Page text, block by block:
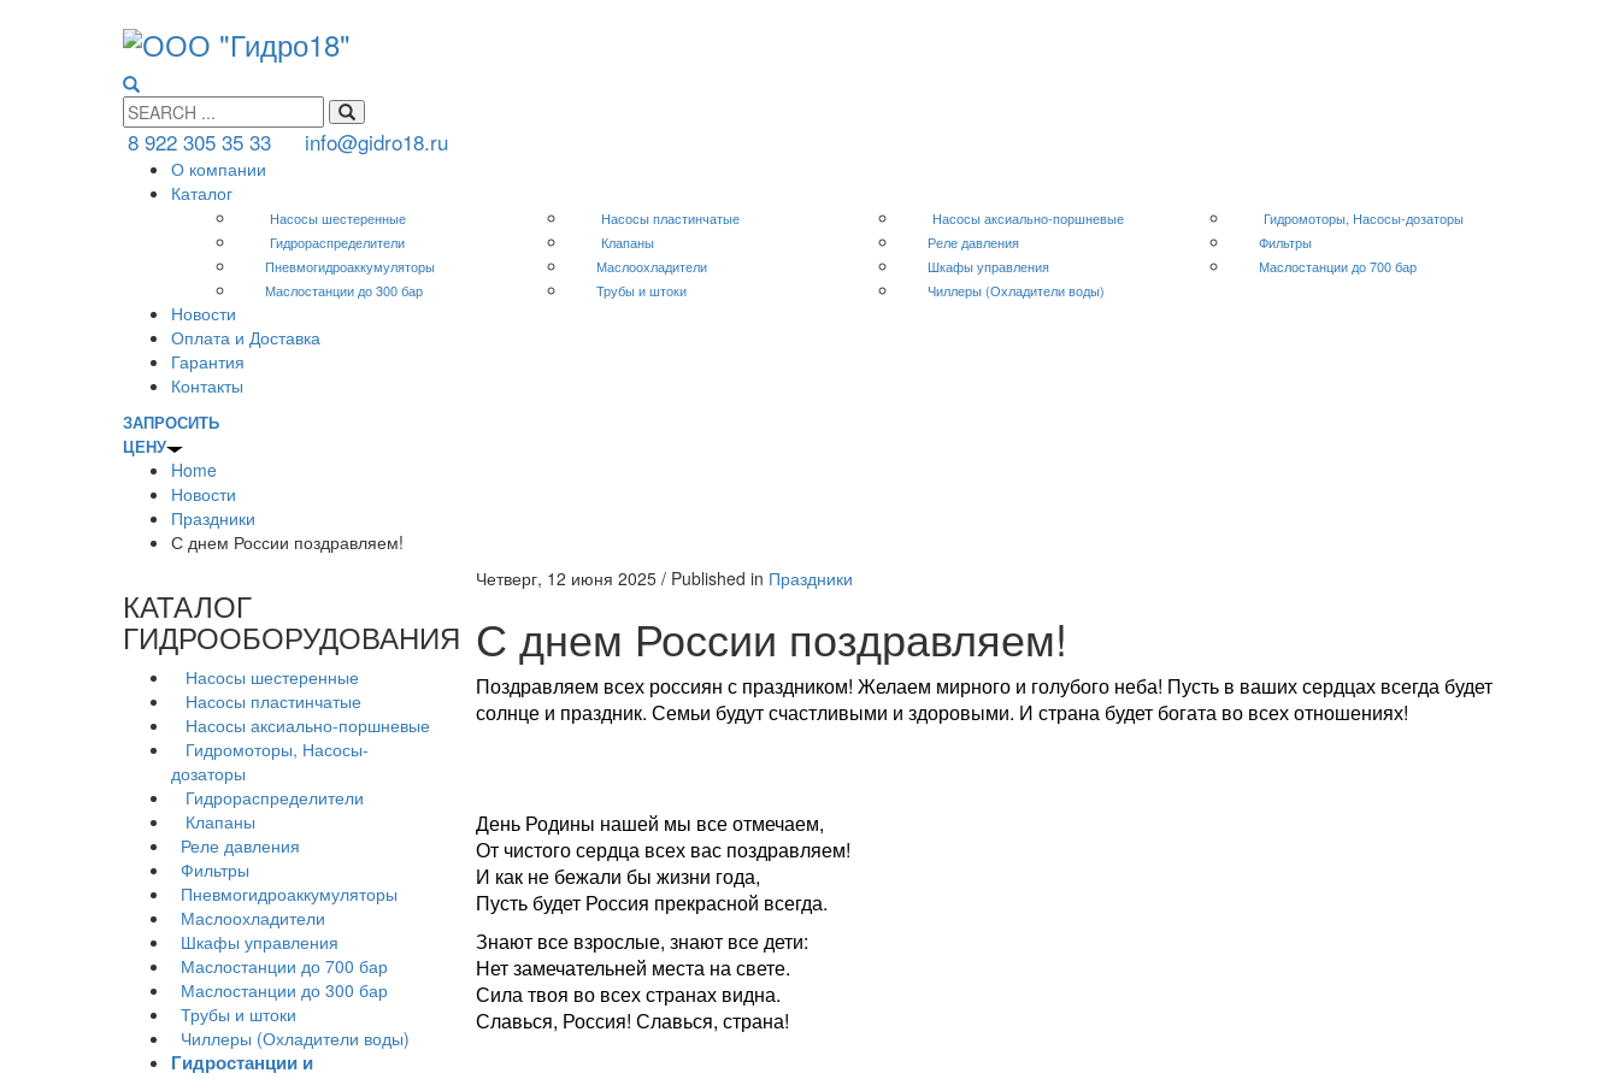
8 922 305 35 33 info@gidro18.ru
О компании
Каталог
Насосы шестеренные Насосы пластинчатые Насосы аксиально-поршневые
Гидромоторы, Насосы-дозаторы
Гидрораспределители
Клапаны Реле давления
Фильтры
Пневмогидроаккумуляторы
Маслоохладители Шкафы управления
Маслостанции до 700 бар
Маслостанции до 300 бар
Трубы и штоки Чиллеры (Охладители воды)
Новости
Оплата и Доставка
Гарантия
Контакты
ЗАПРОСИТЬ
ЦЕНУ
Home
Новости
Праздники
С днем России поздравляем!
Четверг, 12 июня 2025 / Published in Праздники
С днем России поздравляем!
Поздравляем всех россиян с праздником! Желаем мирного и голубого неба! Пусть в ваших сердцах всегда будет
солнце и праздник. Семьи будут счастливыми и здоровыми. И страна будет богата во всех отношениях!
День Родины нашей мы все отмечаем,
От чистого сердца всех вас поздравляем!
И как не бежали бы жизни года,
Пусть будет Россия прекрасной всегда.
Знают все взрослые, знают все дети:
Нет замечательней места на свете.
Сила твоя во всех странах видна.
Славься, Россия! Славься, страна!
КАТАЛОГ
ГИДРООБОРУДОВАНИЯ
Насосы шестеренные
Насосы пластинчатые
Насосы аксиально-поршневые
Гидромоторы, Насосы-
дозаторы
Гидрораспределители
Клапаны
Реле давления
Фильтры
Пневмогидроаккумуляторы
Маслоохладители
Шкафы управления
Маслостанции до 700 бар
Маслостанции до 300 бар
Трубы и штоки
Чиллеры (Охладители воды)
Гидростанции и